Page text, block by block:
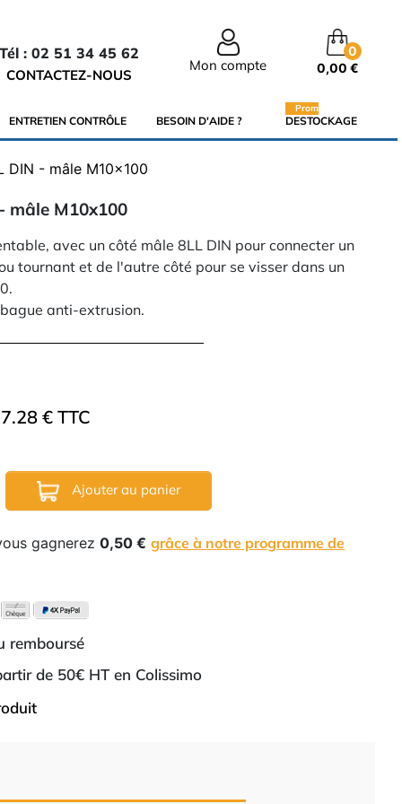
Tél : 02 51 34 45 62
CONTACTEZ-NOUS
Mon compte
0
0,00 €
ENTRETIEN CONTRÔLE BESOIN D'AIDE ? DESTOCKAGE
Promo
DIN - mâle M10x100
mâle M10x100
avec un côté mâle 8LL DIN pour connecter un
tournant et de l'autre côté pour se visser dans un
anti-extrusion.
€ TTC
Ajouter au panier
gagnerez 0,50 € grâce à notre programme de
remboursé
de 50€ HT en Colissimo